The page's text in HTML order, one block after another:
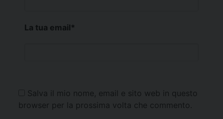
La tua email*
Salva il mio nome, email e sito web in questo
browser per la prossima volta che commento.